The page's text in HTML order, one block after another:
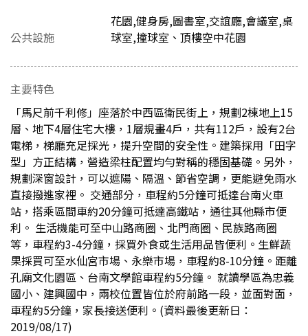
公共設施
花園,健身房,圖書室,交誼廳,會議室,桌
球室,撞球室、頂樓空中花園
主要特色
「馬尺前千利修」座落於中西區衛民街上，規劃2棟地上15
層、地下4層住宅大樓，1層規畫4戶，共有112戶，設有2台
電梯，梯廳充足採光，提升空間的安全性。建築採用「田字
型」方正結構，營造梁柱配置均勻對稱的穩固基礎。另外，
規劃深窗設計，可以遮陽、隔溫、節省空調，更能避免雨水
直接撥進家裡。 交通部分，車程約5分鐘可抵達台南火車
站，搭乘區間車約20分鐘可抵達高鐵站，通往其他縣市便
利。 生活機能可至中山路商圈、北門商圈、民族路商圈
等，車程約3-4分鐘，採買外食或生活用品皆便利。生鮮蔬
果採買可至水仙宮市場、永樂市場，車程約8-10分鐘。距離
孔廟文化園區、台南文學館車程約5分鐘。 就讀學區為忠義
國小、建興國中，兩校位置皆位於府前路一段，並面對面，
車程約5分鐘，家長接送便利。(資料最後更新日：
2019/08/17)